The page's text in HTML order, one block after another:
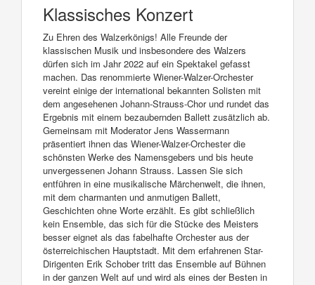
Klassisches Konzert
Zu Ehren des Walzerkönigs! Alle Freunde der
klassischen Musik und insbesondere des Walzers
dürfen sich im Jahr 2022 auf ein Spektakel gefasst
machen. Das renommierte Wiener-Walzer-Orchester
vereint einige der international bekannten Solisten mit
dem angesehenen Johann-Strauss-Chor und rundet das
Ergebnis mit einem bezaubernden Ballett zusätzlich ab.
Gemeinsam mit Moderator Jens Wassermann
präsentiert ihnen das Wiener-Walzer-Orchester die
schönsten Werke des Namensgebers und bis heute
unvergessenen Johann Strauss. Lassen Sie sich
entführen in eine musikalische Märchenwelt, die ihnen,
mit dem charmanten und anmutigen Ballett,
Geschichten ohne Worte erzählt. Es gibt schließlich
kein Ensemble, das sich für die Stücke des Meisters
besser eignet als das fabelhafte Orchester aus der
österreichischen Hauptstadt. Mit dem erfahrenen Star-
Dirigenten Erik Schober tritt das Ensemble auf Bühnen
in der ganzen Welt auf und wird als eines der Besten in